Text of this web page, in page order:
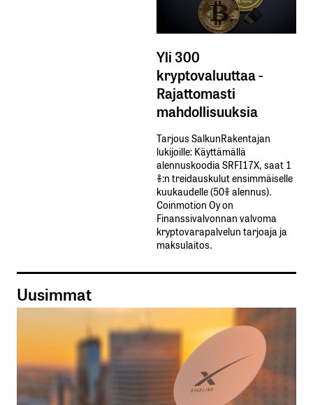
Yli 300
kryptovaluuttaa -
Rajattomasti
mahdollisuuksia
Tarjous SalkunRakentajan
lukijoille: Käyttämällä​ ​
alennuskoodia​ ​SRFI17X,​ ​saat​ ​1
%:n treidauskulut​ ​ensimmäiselle​ ​
kuukaudelle​ ​(50%​ ​alennus).
Coinmotion Oy on
Finanssivalvonnan valvoma
kryptovarapalvelun tarjoaja ja
maksulaitos.
Uusimmat